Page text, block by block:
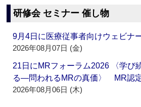
研修会 セミナー 催し物
9月4日に医療従事者向けウェビ
2026年08月07日 (金)
21日にMRフォーラム2026 〈学び
る―問われるMRの真価〉 MR認
2026年08月06日 (木)